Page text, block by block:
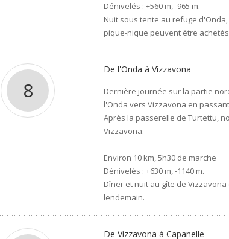
Dénivelés : +560 m, -965 m.
Nuit sous tente au refuge
pique-nique peuvent être
8
De l'Onda à Vizzavona
Dernière journée sur la partie
l'Onda vers Vizzavona en
Après la passerelle de Turtettu,
Vizzavona.
Environ 10 km, 5h30 de marche
Dénivelés : +630 m, -1140 m.
Dîner et nuit au gîte de
lendemain.
De Vizzavona à Capanelle